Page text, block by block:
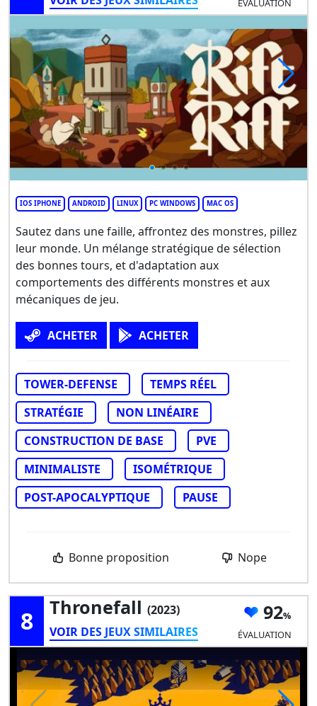
IOS IPHONE ANDROID LINUX PC WINDOWS MAC OS
Sautez dans une faille, affrontez des monstres, pillez
leur monde. Un mélange stratégique de sélection
des bonnes tours, et d'adaptation aux
comportements des différents monstres et aux
mécaniques de jeu.
ACHETER ACHETER
TOWER-DEFENSE
TEMPS RÉEL
STRATÉGIE
NON LINÉAIRE
CONSTRUCTION DE BASE
PVE
MINIMALISTE
ISOMÉTRIQUE
POST-APOCALYPTIQUE
PAUSE
Bonne proposition Nope
8 Thronefall (2023)
VOIR DES JEUX SIMILAIRES
92
ÉVALUATION